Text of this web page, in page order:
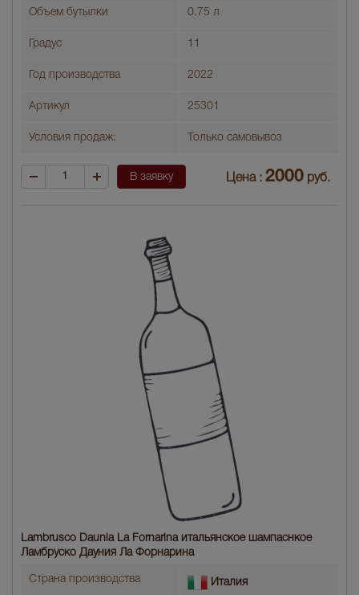
Объем бутылки 0.75 л
Градус 11
Год производства 2022
Артикул 25301
Условия продаж: Только самовывоз
В заявку Цена : 2000 руб.
Lambrusco Daunia La Fornarina итальянское шампаснкое
Ламбруско Дауния Ла Форнарина
Страна производства Италия